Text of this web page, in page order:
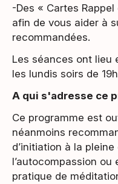
-Des « Cartes
afin de vous aider à
recommandées.
Les séances ont lieu
les lundis soirs de
A qui s'adresse ce
Ce programme est
néanmoins
d’initiation à la
l’autocompassion ou
pratique de